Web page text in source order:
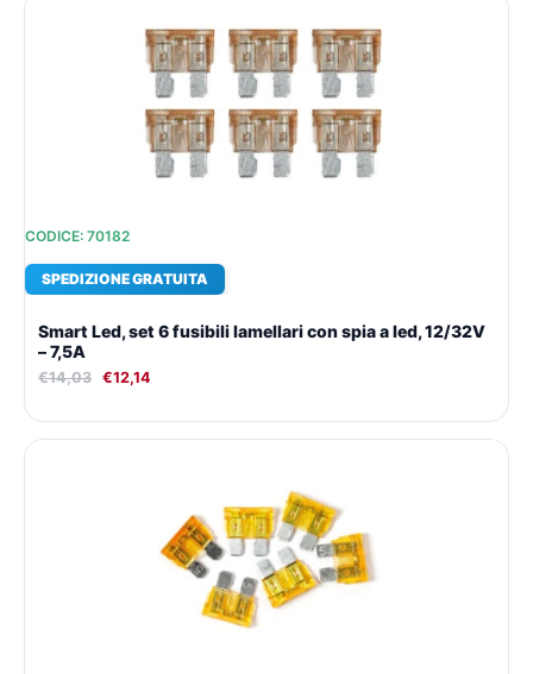
CODICE: 70182
SPEDIZIONE GRATUITA
Smart Led, set 6 fusibili lamellari con spia a led, 12/32V
– 7,5A
€14,03
originale
€14,03.
€12,14
attuale
è:
€12,14.
€12,14.